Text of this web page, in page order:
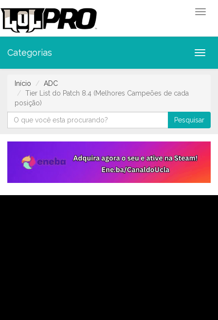
Categorias
Início
ADC
Tier List do Patch 8.4 (Melhores Campeões de cada
posição)
Pesquisar